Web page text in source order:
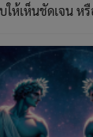
ห้เห็นชัดเจน ห